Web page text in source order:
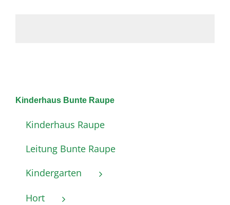
Kinderhaus Bunte Raupe
Kinderhaus Raupe
Leitung Bunte Raupe
Kindergarten
Hort